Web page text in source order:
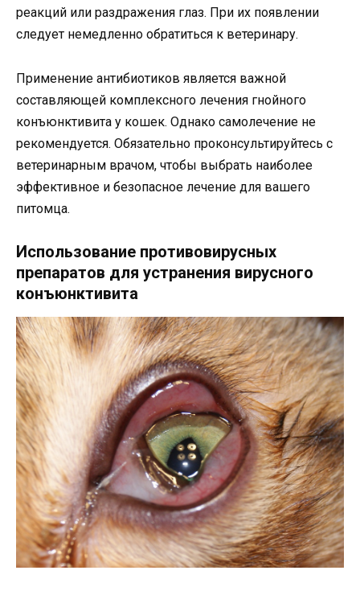
реакций или раздражения глаз. При их появлении
следует немедленно обратиться к ветеринару.
Применение антибиотиков является важной
составляющей комплексного лечения гнойного
конъюнктивита у кошек. Однако самолечение не
рекомендуется. Обязательно проконсультируйтесь с
ветеринарным врачом, чтобы выбрать наиболее
эффективное и безопасное лечение для вашего
питомца.
Использование противовирусных
препаратов для устранения вирусного
конъюнктивита